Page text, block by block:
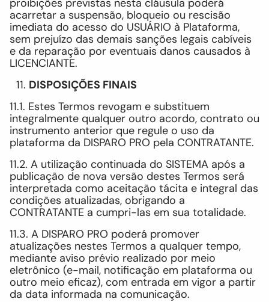
proibições previstas nesta cláusula poderá
acarretar a suspensão, bloqueio ou rescisão
imediata do acesso do USUÁRIO à Plataforma,
sem prejuízo das demais sanções legais cabíveis
e da reparação por eventuais danos causados à
LICENCIANTE.
DISPOSIÇÕES FINAIS
11.1. Estes Termos revogam e substituem
integralmente qualquer outro acordo, contrato ou
instrumento anterior que regule o uso da
plataforma da DISPARO PRO pela CONTRATANTE.
11.2. A utilização continuada do SISTEMA após a
publicação de nova versão destes Termos será
interpretada como aceitação tácita e integral das
condições atualizadas, obrigando a
CONTRATANTE a cumpri-las em sua totalidade.
11.3. A DISPARO PRO poderá promover
atualizações nestes Termos a qualquer tempo,
mediante aviso prévio realizado por meio
eletrônico (e-mail, notificação em plataforma ou
outro meio eficaz), com entrada em vigor a partir
da data informada na comunicação.